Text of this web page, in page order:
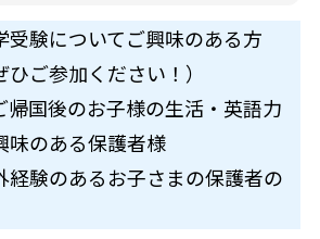
受験についてご興味のある方
ひご参加ください！）
帰国後のお子様の生活・英語力
味のある保護者様
経験のあるお子さまの保護者の